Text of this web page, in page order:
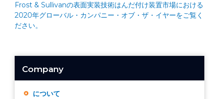
Frost & Sullivanの表面実装技術はんだ付け装置市場における
2020年グローバル・カンパニー・オブ・ザ・イヤーをご覧く
ださい。
Company
について